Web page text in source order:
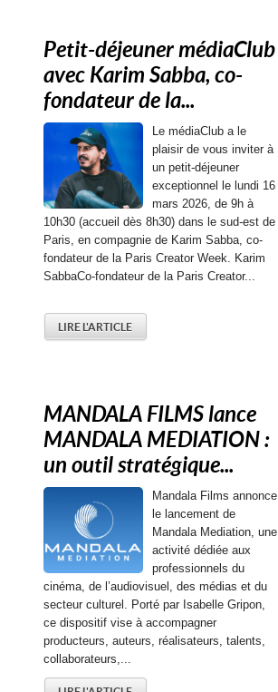
Petit-déjeuner médiaClub
avec Karim Sabba, co-
fondateur de la...
Le médiaClub a le
plaisir de vous inviter à
un petit-déjeuner
exceptionnel le lundi 16
mars 2026, de 9h à
10h30 (accueil dès 8h30) dans le sud-est de
Paris, en compagnie de Karim Sabba, co-
fondateur de la Paris Creator Week. Karim
SabbaCo-fondateur de la Paris Creator...
LIRE L'ARTICLE
MANDALA FILMS lance
MANDALA MEDIATION :
un outil stratégique...
Mandala Films annonce
le lancement de
Mandala Mediation, une
activité dédiée aux
professionnels du
cinéma, de l’audiovisuel, des médias et du
secteur culturel. Porté par Isabelle Gripon,
ce dispositif vise à accompagner
producteurs, auteurs, réalisateurs, talents,
collaborateurs,...